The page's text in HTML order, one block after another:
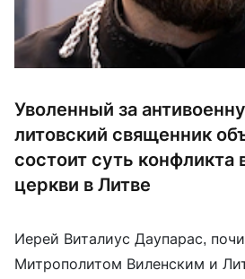
Уволенный за
литовский священник
состоит суть конфликта
церкви в Литве
Иерей Виталиус Даупарас,
Митрополитом Виленским и